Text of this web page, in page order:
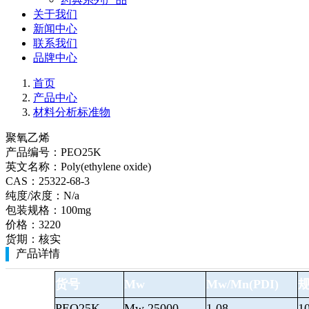
关于我们
新闻中心
联系我们
品牌中心
首页
产品中心
材料分析标准物
聚氧乙烯
产品编号： PEO25K
英文名称： Poly(ethylene oxide)
CAS： 25322-68-3
纯度/浓度： N/a
包装规格： 100mg
价格： 3220
货期： 核实
产品详情
货号 Mw Mw/Mn(PDI)